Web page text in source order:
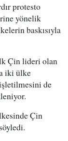
protesto
yönelik
baskısıyla
Çin lideri olan
iki ülke
de
Çin